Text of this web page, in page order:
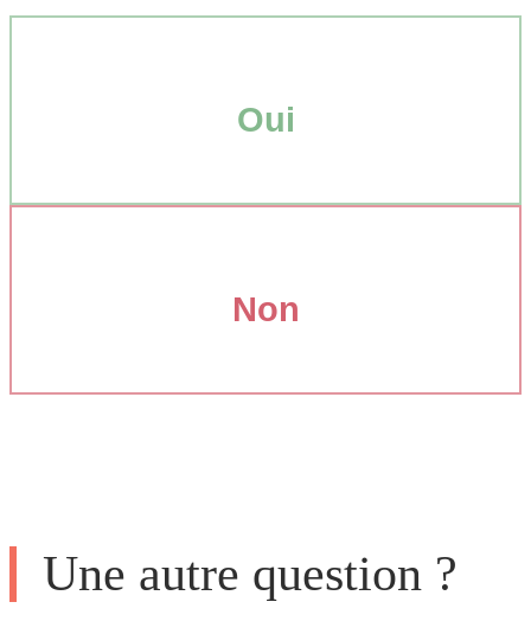
Oui
Non
Une autre question ?